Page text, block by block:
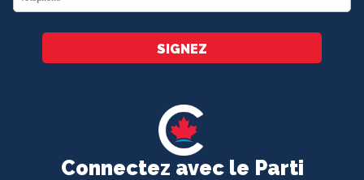
Connectez avec le Parti
*
SIGNEZ